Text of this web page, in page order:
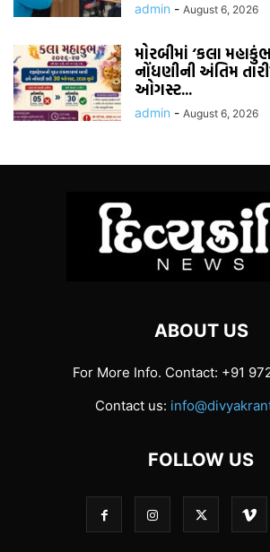
admin - August 6, 2026
મોરબીમાં ‘કલા
નોંધણીની અંતિમ
ઓગસ્ટ...
admin - August 6, 2026
ABOUT US
For More Info. Contact: +91
Contact us:
FOLLOW US